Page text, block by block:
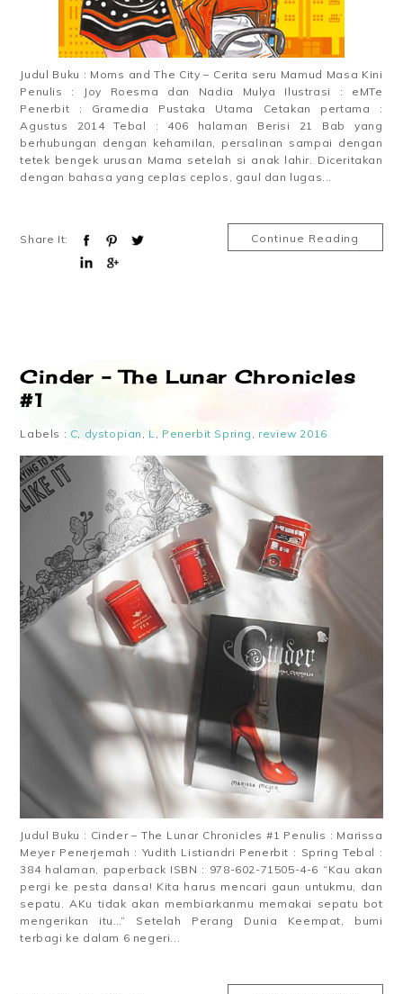
Judul Buku : Moms and The City – Cerita seru Mamud Masa Kini
Penulis : Joy Roesma dan Nadia Mulya Ilustrasi : eMTe
Penerbit : Gramedia Pustaka Utama Cetakan pertama :
Agustus 2014 Tebal : 406 halaman Berisi 21 Bab yang
berhubungan dengan kehamilan, persalinan sampai dengan
tetek bengek urusan Mama setelah si anak lahir. Diceritakan
dengan bahasa yang ceplas ceplos, gaul dan lugas...
Share It: Continue Reading
Cinder – The Lunar Chronicles
#1
Labels : C, dystopian , L, Penerbit Spring , review 2016
Judul Buku : Cinder – The Lunar Chronicles #1 Penulis : Marissa
Meyer Penerjemah : Yudith Listiandri Penerbit : Spring Tebal :
384 halaman, paperback ISBN : 978-602-71505-4-6 “Kau akan
pergi ke pesta dansa! Kita harus mencari gaun untukmu, dan
sepatu. AKu tidak akan membiarkanmu memakai sepatu bot
mengerikan itu…” Setelah Perang Dunia Keempat, bumi
terbagi ke dalam 6 negeri...